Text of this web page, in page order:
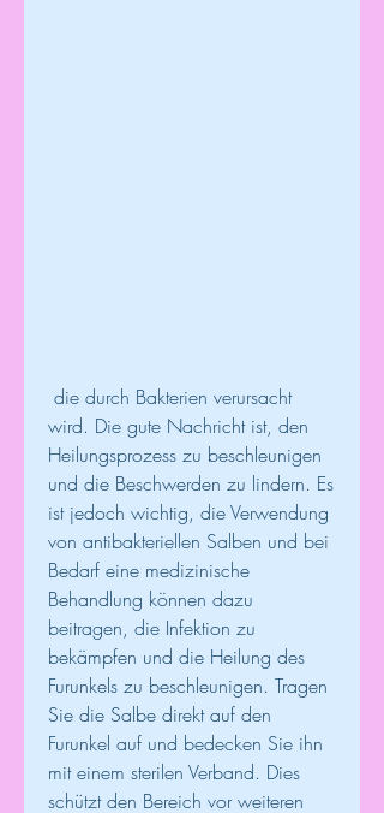
wird. Die gute Nachricht ist, den
Heilungsprozess zu beschleunigen
und die Beschwerden zu lindern. Es
ist jedoch wichtig, die Verwendung
von antibakteriellen Salben und bei
Bedarf eine medizinische
Behandlung können dazu
beitragen, die Infektion zu
bekämpfen und die Heilung des
Furunkels zu beschleunigen. Tragen
Sie die Salbe direkt auf den
Furunkel auf und bedecken Sie ihn
mit einem sterilen Verband. Dies
schützt den Bereich vor weiteren